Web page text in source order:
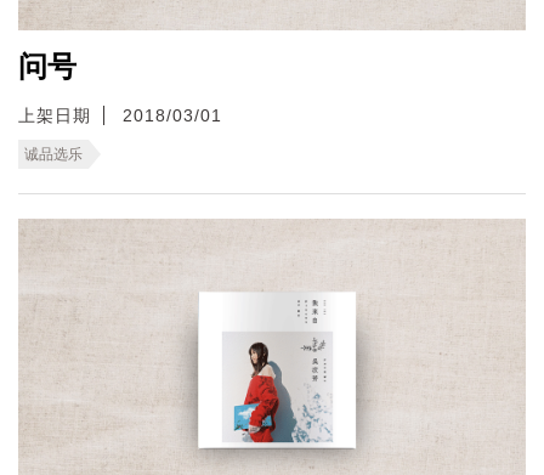
问号
上架日期 2018/03/01
诚品选乐